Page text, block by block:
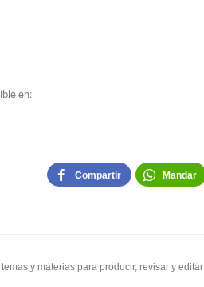
en:
Compartir Mandar
y materias para producir, revisar y editar